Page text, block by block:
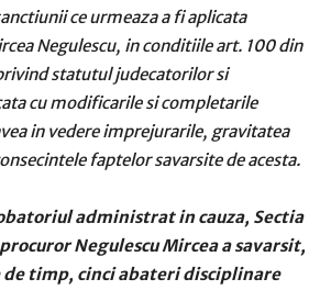
ce urmeaza a fi aplicata
Negulescu, in conditiile art. 100 din
statutul judecatorilor si
cu modificarile si completarile
in vedere imprejurarile, gravitatea
faptelor savarsite de acesta.
administrat in cauza, Sectia
Negulescu Mircea a savarsit,
timp, cinci abateri disciplinare